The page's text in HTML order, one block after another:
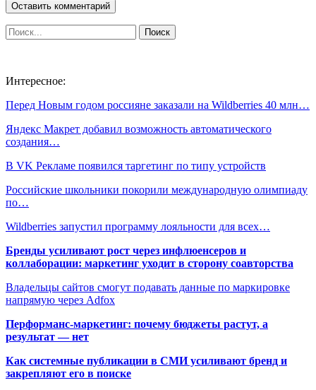
Интересное:
Перед Новым годом россияне заказали на Wildberries 40 млн…
Яндекс Макрет добавил возможность автоматического
создания…
В VK Рекламе появился таргетинг по типу устройств
Российские школьники покорили международную олимпиаду
по…
Wildberries запустил программу лояльности для всех…
Бренды усиливают рост через инфлюенсеров и
коллаборации: маркетинг уходит в сторону соавторства
Владельцы сайтов смогут подавать данные по маркировке
напрямую через Adfox
Перформанс-маркетинг: почему бюджеты растут, а
результат — нет
Как системные публикации в СМИ усиливают бренд и
закрепляют его в поиске